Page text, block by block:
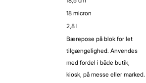
18 micron
2,8 l
Bærepose på blok for let
tilgængelighed. Anvendes
med fordel i både butik,
kiosk, på messe eller marked.